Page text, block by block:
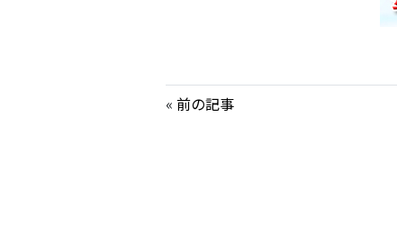
« 前の記事